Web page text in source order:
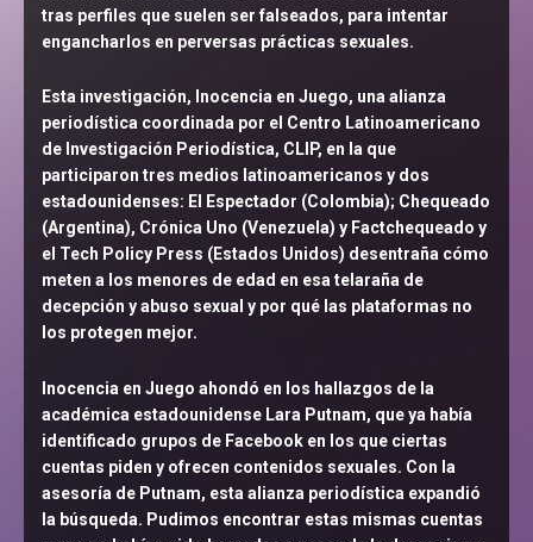
tras perfiles que suelen ser falseados, para intentar
engancharlos en perversas prácticas sexuales.
Esta investigación, Inocencia en Juego, una alianza
periodística coordinada por el Centro Latinoamericano
de Investigación Periodística, CLIP, en la que
participaron tres medios latinoamericanos y dos
estadounidenses: El Espectador (Colombia); Chequeado
(Argentina), Crónica Uno (Venezuela) y Factchequeado y
el Tech Policy Press (Estados Unidos) desentraña cómo
meten a los menores de edad en esa telaraña de
decepción y abuso sexual y por qué las plataformas no
los protegen mejor.
Inocencia en Juego ahondó en los hallazgos de la
académica estadounidense Lara Putnam, que ya había
identificado grupos de Facebook en los que ciertas
cuentas piden y ofrecen contenidos sexuales. Con la
asesoría de Putnam, esta alianza periodística expandió
la búsqueda. Pudimos encontrar estas mismas cuentas